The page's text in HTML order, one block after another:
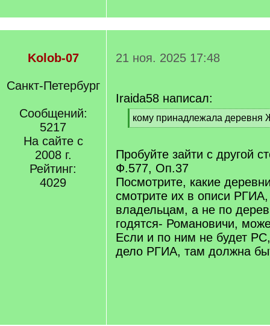
Kolob-07
Санкт-Петербург
Сообщений:
5217
На сайте с
2008 г.
Рейтинг:
4029
21 ноя. 2025 17:48
Iraida58 написал:
[
q
кому принадлежала деревня
[
q
]
Пробуйте зайти с другой
Ф.577, Оп.37
Посмотрите, какие
смотрите их в описи
владельцам, а не по
годятся- Романовичи,
Если и по ним не будет
дело РГИА, там должна